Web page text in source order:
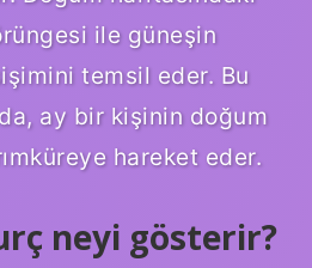
ile güneşin
temsil eder. Bu
ay bir kişinin doğum
hareket eder.
neyi gösterir?